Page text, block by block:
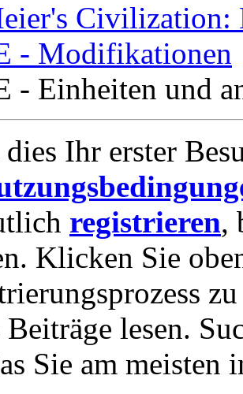
Civilization:
- Modifikationen
- Einheiten und
Ihr erster
registrieren,
Klicken Sie
Beiträge lesen.
Sie am meisten